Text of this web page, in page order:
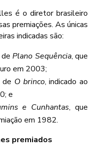
é o diretor brasileiro
premiações. As únicas
indicadas são:
dePlano Sequência, que
em 2003;
de O brinco, indicado ao
e
e Cunhantas, que
em 1982.
premiados